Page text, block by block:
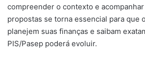
compreender o contexto e
propostas se torna essencial para que
planejem suas finanças e saibam
PIS/Pasep poderá evoluir.